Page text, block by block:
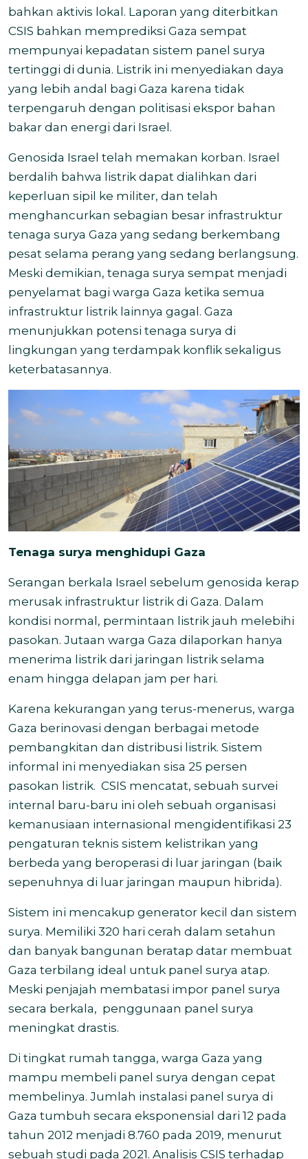
bahkan aktivis lokal. Laporan yang diterbitkan
CSIS bahkan memprediksi Gaza sempat
mempunyai kepadatan sistem panel surya
tertinggi di dunia. Listrik ini menyediakan daya
yang lebih andal bagi Gaza karena tidak
terpengaruh dengan politisasi ekspor bahan
bakar dan energi dari Israel.
Genosida Israel telah memakan korban. Israel
berdalih bahwa listrik dapat dialihkan dari
keperluan sipil ke militer, dan telah
menghancurkan sebagian besar infrastruktur
tenaga surya Gaza yang sedang berkembang
pesat selama perang yang sedang berlangsung.
Meski demikian, tenaga surya sempat menjadi
penyelamat bagi warga Gaza ketika semua
infrastruktur listrik lainnya gagal. Gaza
menunjukkan potensi tenaga surya di
lingkungan yang terdampak konflik sekaligus
keterbatasannya.
Tenaga surya menghidupi Gaza
Serangan berkala Israel sebelum genosida kerap
merusak infrastruktur listrik di Gaza. Dalam
kondisi normal, permintaan listrik jauh melebihi
pasokan. Jutaan warga Gaza dilaporkan hanya
menerima listrik dari jaringan listrik selama
enam hingga delapan jam per hari.
Karena kekurangan yang terus-menerus, warga
Gaza berinovasi dengan berbagai metode
pembangkitan dan distribusi listrik. Sistem
informal ini menyediakan sisa 25 persen
pasokan listrik. CSIS mencatat, sebuah survei
internal baru-baru ini oleh sebuah organisasi
kemanusiaan internasional mengidentifikasi 23
pengaturan teknis sistem kelistrikan yang
berbeda yang beroperasi di luar jaringan (baik
sepenuhnya di luar jaringan maupun hibrida).
Sistem ini mencakup generator kecil dan sistem
surya. Memiliki 320 hari cerah dalam setahun
dan banyak bangunan beratap datar membuat
Gaza terbilang ideal untuk panel surya atap.
Meski penjajah membatasi impor panel surya
secara berkala, penggunaan panel surya
meningkat drastis.
Di tingkat rumah tangga, warga Gaza yang
mampu membeli panel surya dengan cepat
membelinya. Jumlah instalasi panel surya di
Gaza tumbuh secara eksponensial dari 12 pada
tahun 2012 menjadi 8.760 pada 2019, menurut
sebuah studi pada 2021. Analisis CSIS terhadap